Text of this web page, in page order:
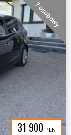
31 900 PLN
7 osobowy